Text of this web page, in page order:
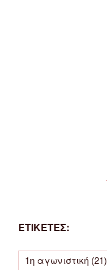
ΕΤΙΚΕΤΕΣ:
1η αγωνιστική (21)